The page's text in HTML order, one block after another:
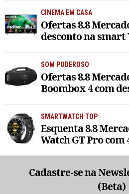
CINEMA EM CASA
Ofertas 8.8
desconto na smart
SOM PODEROSO
Ofertas 8.8
Boombox 4 com
SMARTWATCH TOP
Esquenta 8.8
Watch GT Pro com
Cadastre-se na
(Beta)